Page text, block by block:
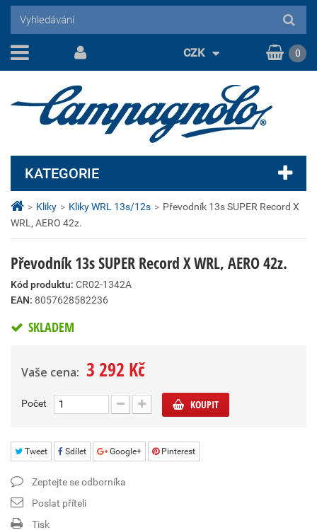
> Kliky > Kliky WRL 13s/12s > Převodník 13s SUPER Record X
WRL, AERO 42z.
Převodník 13s SUPER Record X WRL, AERO 42z.
Kód produktu: CR02-1342A
EAN: 8057628582236
SKLADEM
Vaše cena: 3 292 Kč
Počet KOUPIT
Tweet Sdílet Google+ Pinterest
Zeptejte se odborníka
Poslat příteli
Tisk
KATEGORIE
CZK 0